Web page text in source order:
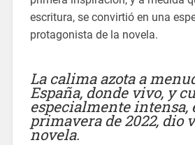
escritura, se convirtió en una
protagonista de la novela.
La calima azota a
España, donde vivo, y
especialmente intensa,
primavera de 2022, dio
novela.